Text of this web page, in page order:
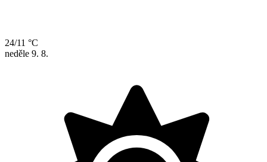
24/11 °C
neděle 9. 8.